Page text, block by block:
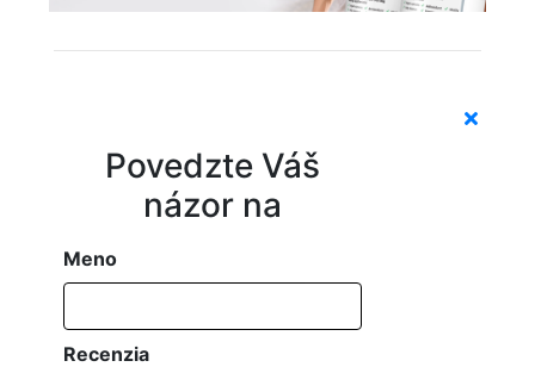
Povedzte Váš
názor na
Meno
Recenzia